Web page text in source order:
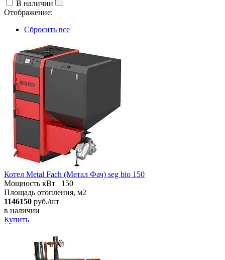
В наличии
Отображение:
Сбросить все
Котел Metal Fach (Метал Фач) seg bio 150
Мощность кВт
150
Площадь отопления, м2
1146150 руб./шт
в наличии
Купить